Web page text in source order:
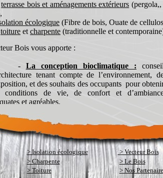
> Isolation écologique
> Vecteur Bois
> Charpente
> Le Bois
> Toiture > Nos